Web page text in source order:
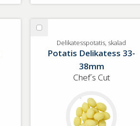
Välj
Delikatesspotatis,
skalad
Delikatesspotatis, skalad
Potatis Delikatess 33-
38mm
Chef´s Cut